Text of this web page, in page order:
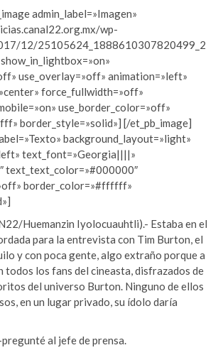
admin_label=»Imagen»
wp-
12/25105624_1888610307820499_2
use_overlay=»off» animation=»left»
force_fullwidth=»off»
use_border_color=»off»
border_style=»solid»] [/et_pb_image]
background_layout=»light»
text_font=»Georgia||||»
text_text_color=»#000000″
border_color=»#ffffff»
Huemanzin Iyolocuauhtli).- Estaba en el
para la entrevista con Tim Burton, el
y con poca gente, algo extraño porque a
todos los fans del cineasta, disfrazados de
del universo Burton. Ninguno de ellos
en un lugar privado, su ídolo daría
al jefe de prensa.